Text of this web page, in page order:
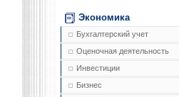
Экономика
Бухгалтерский учет
Оценочная деятельность
Инвестиции
Бизнес